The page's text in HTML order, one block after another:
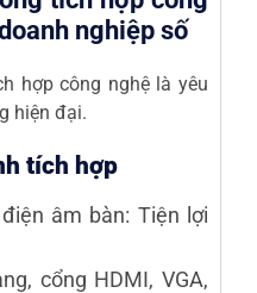
nghiệp số
hợp công nghệ là yêu
hiện đại.
tích hợp
âm bàn: Tiện lợi
cổng HDMI, VGA,